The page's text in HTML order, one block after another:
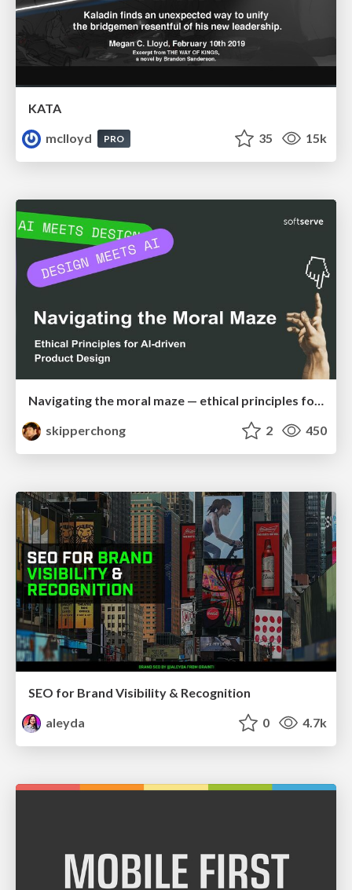
KATA
mclloyd
PRO 35 15k
Navigating the moral maze — ethical principles for Al-driven product design
skipperchong
2 450
SEO for Brand Visibility & Recognition
aleyda
0 4.7k